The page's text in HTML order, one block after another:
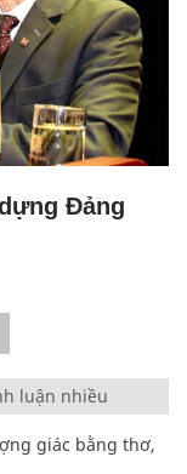
Đảng
luận nhiều
giác bằng thơ,